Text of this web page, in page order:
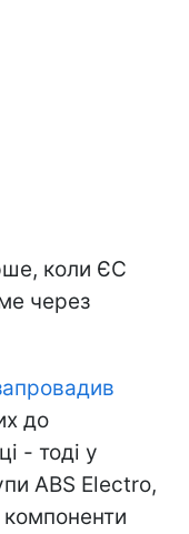
коли ЄС
через
до
- тоді у
ABS Electro,
компоненти